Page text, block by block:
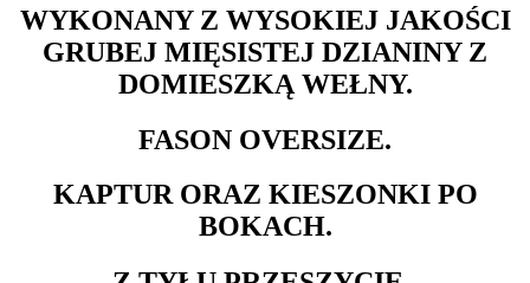
WYKONANY Z WYSOKIEJ JAKOŚCI
GRUBEJ MIĘSISTEJ DZIANINY Z
DOMIESZKĄ WEŁNY.
FASON OVERSIZE.
KAPTUR ORAZ KIESZONKI PO
BOKACH.